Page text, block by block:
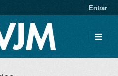
Entrar